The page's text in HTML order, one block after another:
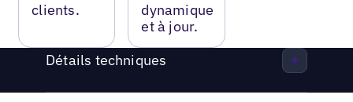
clients.
dynamique
et à jour.
Détails techniques